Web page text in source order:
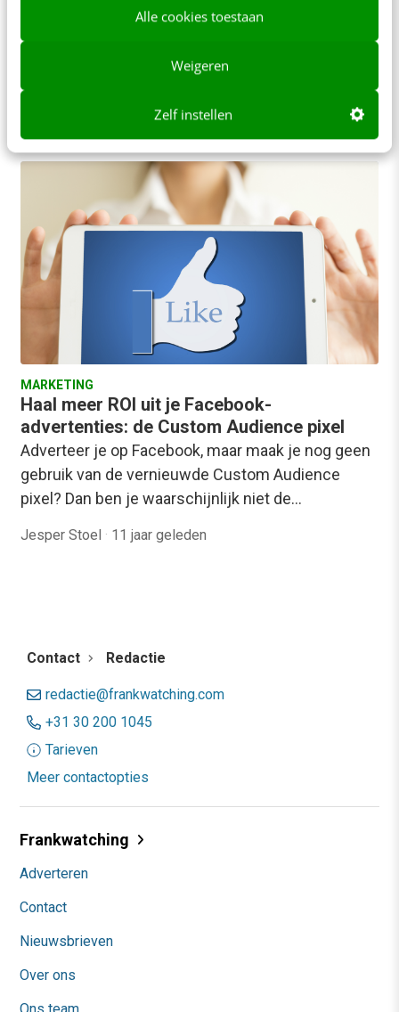
Alle cookies toestaan
Weigeren
Zelf instellen
Je doet er alles aan om je resultaten van je
nieuwsbrieven en Facebook-activiteiten te
verbeteren. Je wilt het optimale eruit halen, maar
dit…
MARKETING
Haal meer ROI uit je Facebook-
advertenties: de Custom Audience pixel
Adverteer je op Facebook, maar maak je nog geen
gebruik van de vernieuwde Custom Audience
pixel? Dan ben je waarschijnlijk niet de…
Jesper Stoel · 11 jaar geleden
Contact Redactie
redactie@frankwatching.com
+31 30 200 1045
Tarieven
Meer contactopties
Frankwatching
Adverteren
Contact
Nieuwsbrieven
Over ons